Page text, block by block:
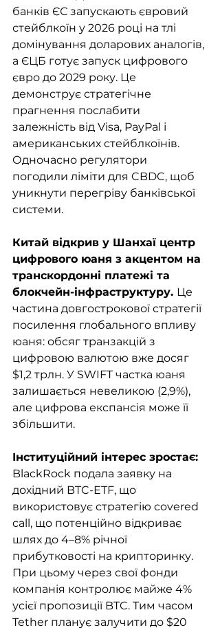
банків ЄС запускають євровий
стейблкоїн у 2026 році на тлі
домінування доларових аналогів,
а ЄЦБ готує запуск цифрового
євро до 2029 року. Це
демонструє стратегічне
прагнення послабити
залежність від Visa, PayPal і
американських стейблкоїнів.
Одночасно регулятори
погодили ліміти для CBDC, щоб
уникнути перегріву банківської
системи.
Китай відкрив у Шанхаї центр
цифрового юаня з акцентом на
транскордонні платежі та
блокчейн-інфраструктуру. Це
частина довгострокової стратегії
посилення глобального впливу
юаня: обсяг транзакцій з
цифровою валютою вже досяг
$1,2 трлн. У SWIFT частка юаня
залишається невеликою (2,9%),
але цифрова експансія може її
збільшити.
Інституційний інтерес зростає:
BlackRock подала заявку на
дохідний BTC-ETF, що
використовує стратегію covered
call, що потенційно відкриває
шлях до 4–8% річної
прибутковості на крипторинку.
При цьому через свої фонди
компанія контролює майже 4%
усієї пропозиції BTC. Тим часом
Tether планує залучити до $20